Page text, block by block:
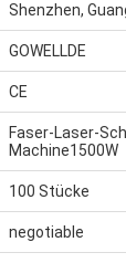
Shenzhen,
GOWELLDE
CE
Faser-Laser-
Machine1500W
100 Stücke
negotiable